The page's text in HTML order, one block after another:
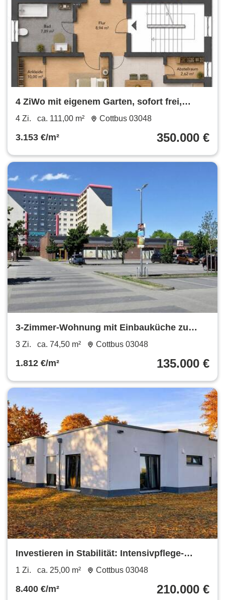
4 ZiWo mit eigenem Garten, sofort frei,
Provisionsfrei
4 Zi. ca. 111,00 m² Cottbus 03048
3.153 €/m² 350.000 €
3-Zimmer-Wohnung mit Einbauküche zu
verkaufen
3 Zi. ca. 74,50 m² Cottbus 03048
1.812 €/m² 135.000 €
Investieren in Stabilität: Intensivpflege-
Apartment in Cottbus mit 5,5%
1 Zi. ca. 25,00 m² Cottbus 03048
8.400 €/m² 210.000 €